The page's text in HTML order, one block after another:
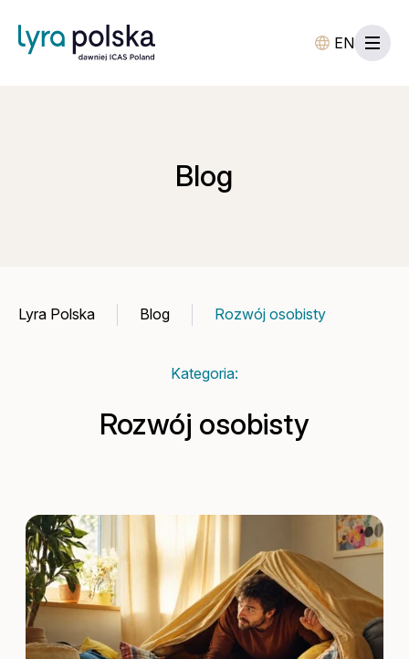
EN
Blog
Lyra Polska Blog Rozwój osobisty
Kategoria:
Rozwój osobisty